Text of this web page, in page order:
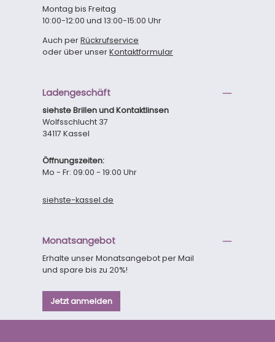
Montag bis Freitag
10:00-12:00 und 13:00-15:00 Uhr
Auch perRückrufservice
oder über unserKontaktformular
Ladengeschäft
siehste Brillen und Kontaktlinsen
Wolfsschlucht 37
34117 Kassel
Öffnungszeiten:
Mo - Fr: 09:00 - 19:00 Uhr
siehste-kassel.de
Monatsangebot
Erhalte unser Monatsangebot per Mail
und spare bis zu 20%!
Jetzt anmelden